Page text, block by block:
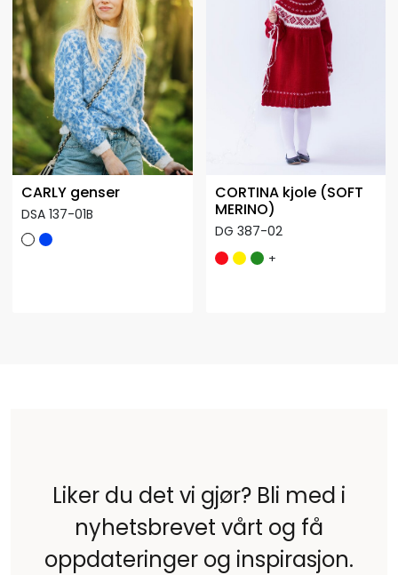
CARLY genser
DSA 137-01B
CORTINA kjole (SOFT
MERINO)
DG 387-02
+
Liker du det vi gjør? Bli med i
nyhetsbrevet vårt og få
oppdateringer og inspirasjon.